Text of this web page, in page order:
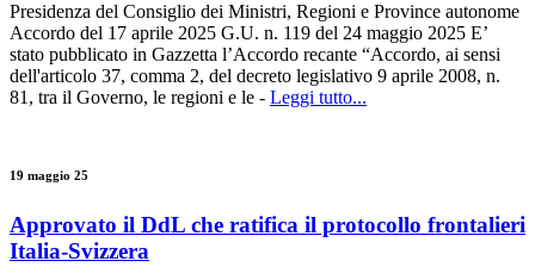
Presidenza del Consiglio dei Ministri, Regioni e Province autonome
Accordo del 17 aprile 2025 G.U. n. 119 del 24 maggio 2025 E’
stato pubblicato in Gazzetta l’Accordo recante “Accordo, ai sensi
dell'articolo 37, comma 2, del decreto legislativo 9 aprile 2008, n.
81, tra il Governo, le regioni e le - Leggi tutto...
19 maggio 25
Approvato il DdL che ratifica il protocollo frontalieri
Italia-Svizzera